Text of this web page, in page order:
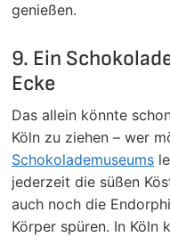
genießen.
9. Ein
Ecke
Das allein könnte
Köln zu ziehen – wer
Schokolademuseums
jederzeit die süßen
auch noch die
Körper spüren. In Köln